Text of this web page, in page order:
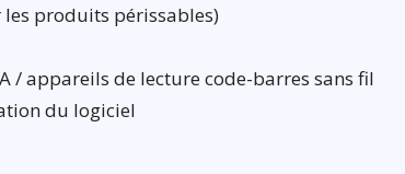
les produits périssables)
/ appareils de lecture code-barres sans fil
du logiciel